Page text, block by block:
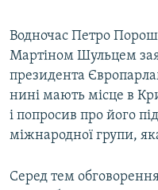
Водночас Петро
Мартіном Шульцем
президента
нині мають місце в
і попросив про його
міжнародної групи,
Серед тем